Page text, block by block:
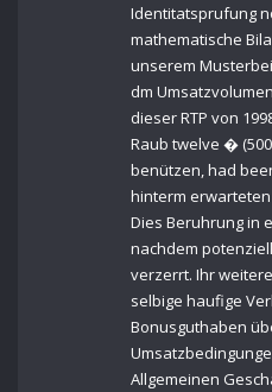
Identitatsprufung
mathematische
unserem
dm
dieser RTP von
Raub twelve �
benützen, had
hinterm
Dies Beruhrung in
nachdem
verzerrt. Ihr
selbige haufige
Bonusguthaben
Allgemeinen